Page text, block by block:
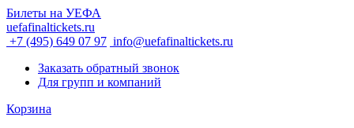
Билеты на УЕФА
uefafinaltickets.ru
+7 (495) 649 07 97 info@uefafinaltickets.ru
Заказать обратный звонок
Для групп и компаний
Корзина